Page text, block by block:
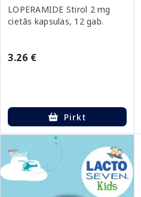
LOPERAMIDE Stirol 2 mg
cietās kapsulas, 12 gab.
3.26 €
Pirkt